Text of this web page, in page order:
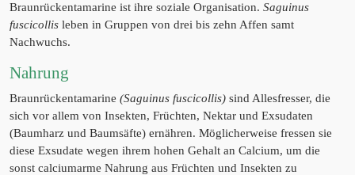
Braunrückentamarine ist ihre soziale Organisation. Saguinus
fuscicollis leben in Gruppen von drei bis zehn Affen samt
Nachwuchs.
Nahrung
Braunrückentamarine (Saguinus fuscicollis) sind Allesfresser, die
sich vor allem von Insekten, Früchten, Nektar und Exsudaten
(Baumharz und Baumsäfte) ernähren. Möglicherweise fressen sie
diese Exsudate wegen ihrem hohen Gehalt an Calcium, um die
sonst calciumarme Nahrung aus Früchten und Insekten zu